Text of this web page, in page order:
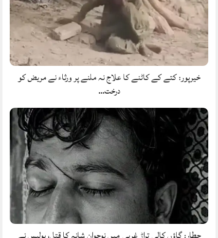
خیرپور: کتے کے کاٹنے کا علاج نہ ملنے پر ورثاء نے مریض کو
درخت…